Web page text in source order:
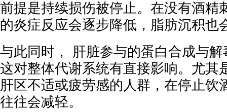
前提是持续损伤被停止。在没有酒精
的炎症反应会逐步降低，脂肪沉积也
与此同时， 肝脏参与的蛋白合成与
这对整体代谢系统有直接影响。尤其
肝区不适或疲劳感的人群，在停止饮
往往会减轻。